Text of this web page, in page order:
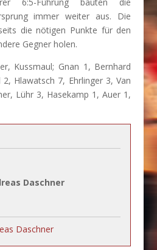
immer weiter aus. Die
die nötigen Punkte für den
Gegner holen.
Kussmaul; Gnan 1, Bernhard
Hlawatsch 7, Ehrlinger 3, Van
Lühr 3, Hasekamp 1, Auer 1,
Daschner
Daschner